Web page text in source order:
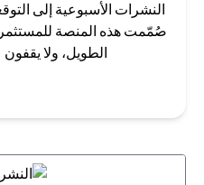
النشرات الأسبوعية إلى
صُمّمت هذه المنصة
الطويل، ولا